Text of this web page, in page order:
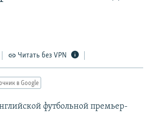
Читать без VPN
в Google
футбольной премьер-